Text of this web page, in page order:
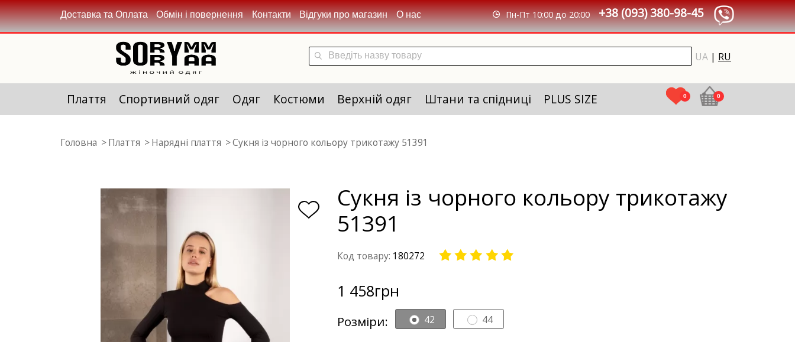
Доставка та Оплата Обмін і повернення Контакти Відгуки про магазин О нас +38 (093) 380-98-45
Пн-Пт 10:00 до 20:00
UA | RU
Плаття Спортивний одяг Одяг Костюми Верхній одяг Штани та спідниці PLUS SIZE 0 0
Головна Плаття Нарядні плаття Сукня із чорного кольору трикотажу 51391
Сукня із чорного кольору трикотажу
51391
Код товару: 180272
1 458грн
Розміри: 42 44